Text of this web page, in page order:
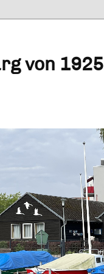
von 1925